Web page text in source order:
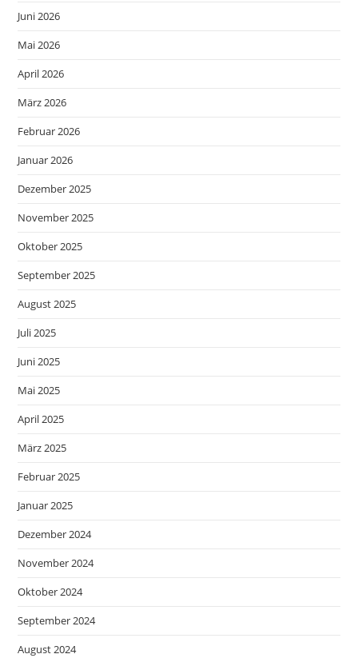
Juni 2026
Mai 2026
April 2026
März 2026
Februar 2026
Januar 2026
Dezember 2025
November 2025
Oktober 2025
September 2025
August 2025
Juli 2025
Juni 2025
Mai 2025
April 2025
März 2025
Februar 2025
Januar 2025
Dezember 2024
November 2024
Oktober 2024
September 2024
August 2024